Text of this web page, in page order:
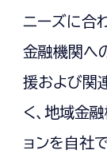
ニーズに合
金融機関へ
援および関
く、地域金
ョンを自社